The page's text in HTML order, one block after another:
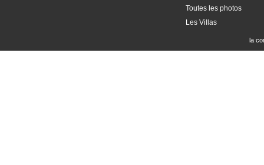
Toutes les photos
Les Villas
la